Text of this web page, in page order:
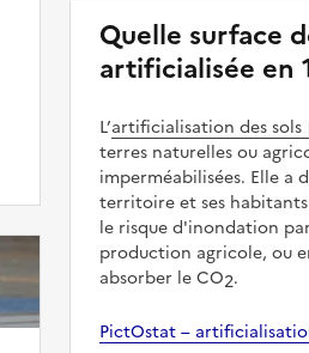
Quelle surface
artificialisée en
L’artificialisation des sols
terres naturelles ou
imperméabilisées. Elle a
territoire et ses
le risque d'inondation
production agricole, ou
absorber le CO2.
PictOstat –